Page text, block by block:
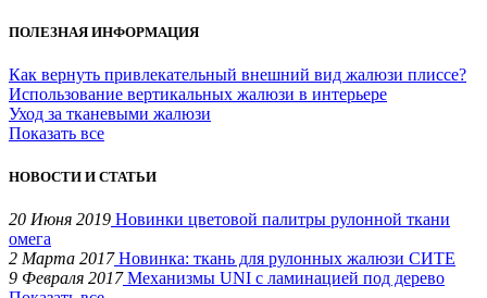
ПОЛЕЗНАЯ ИНФОРМАЦИЯ
Как вернуть привлекательный внешний вид жалюзи плиссе?
Использование вертикальных жалюзи в интерьере
Уход за тканевыми жалюзи
Показать все
НОВОСТИ И СТАТЬИ
20 Июня 2019 Новинки цветовой палитры рулонной ткани
омега
2 Марта 2017Новинка: ткань для рулонных жалюзи СИТЕ
9 Февраля 2017Механизмы UNI с ламинацией под дерево